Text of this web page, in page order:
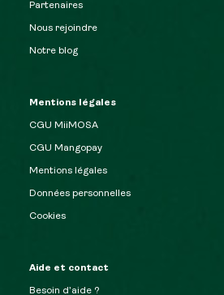
Partenaires
Nous rejoindre
Notre blog
Mentions légales
CGU MiiMOSA
CGU Mangopay
Mentions légales
Données personnelles
Cookies
Aide et contact
Besoin d’aide ?